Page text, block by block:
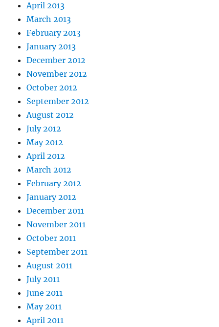
April 2013
March 2013
February 2013
January 2013
December 2012
November 2012
October 2012
September 2012
August 2012
July 2012
May 2012
April 2012
March 2012
February 2012
January 2012
December 2011
November 2011
October 2011
September 2011
August 2011
July 2011
June 2011
May 2011
April 2011